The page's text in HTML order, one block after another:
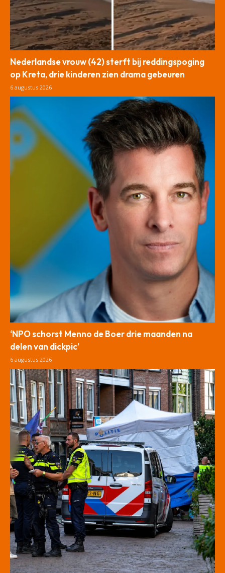
Nederlandse vrouw (42) sterft bij reddingspoging
op Kreta, drie kinderen zien drama gebeuren
6 augustus 2026
‘NPO schorst Menno de Boer drie maanden na
delen van dickpic’
6 augustus 2026